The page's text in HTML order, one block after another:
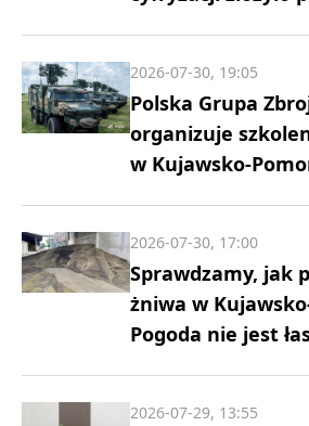
Polska Grupa
organizuje
w Kujawsko-
2026-07-30, 19:05
Sprawdzamy, jak
żniwa w
Pogoda nie jest
2026-07-30, 17:00
2026-07-29, 13:55